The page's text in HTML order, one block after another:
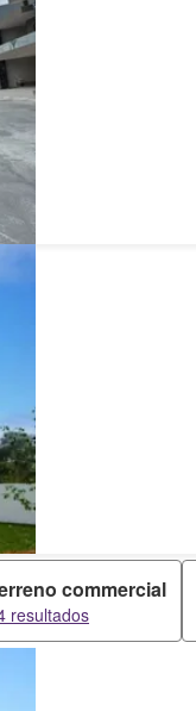
commercial
resultados